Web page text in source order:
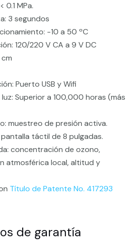
0.1 MPa.
3 segundos
-10 a 50 ºC
120/220 V CA a 9 V DC
Puerto USB y Wifi
Superior a 100,000 horas (más
muestreo de presión activa.
táctil de 8 pulgadas.
concentración de ozono,
atmosférica local, altitud y
Título de Patente No. 417293
de garantía